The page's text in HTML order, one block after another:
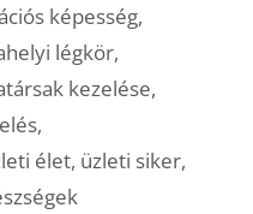
képesség,
légkör,
kezelése,
,
élet, üzleti siker,